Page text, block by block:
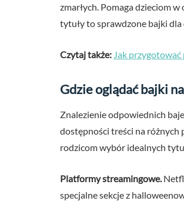
zmarłych. Pomaga dzieciom
tytuły to sprawdzone bajki
Czytaj także: Jak
Gdzie oglądać bajki
Znalezienie odpowiednich
dostępności treści na różnych
rodzicom wybór idealnych
Platformy streamingowe.
specjalne sekcje z